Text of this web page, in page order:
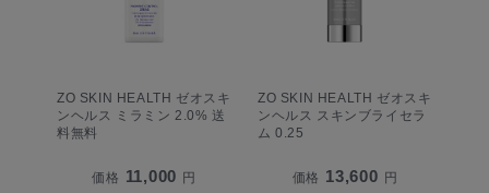
ZO SKIN HEALTH ゼオスキ
ンヘルス ミラミン 2.0% 送
料無料
価格 11,000 円
ZO SKIN HEALTH ゼオスキ
ンヘルス スキンブライセラ
ム 0.25
価格 13,600 円